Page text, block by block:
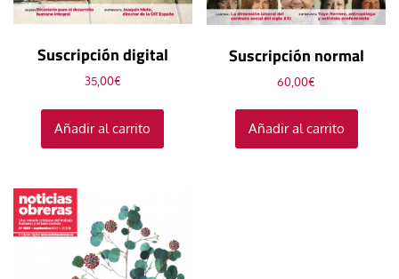
Suscripción digital
35,00€
Añadir al carrito
Suscripción normal
60,00€
Añadir al carrito